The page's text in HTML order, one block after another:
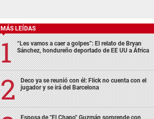
MÁS LEÍDAS
“Les vamos a caer a golpes”: El relato de Bryan
Sánchez, hondureño deportado de EE UU a África
Deco ya se reunió con él: Flick no cuenta con el
jugador y se irá del Barcelona
Esposa de "El Chapo" Guzmán sorprende con